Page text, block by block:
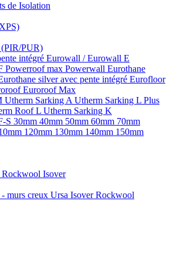
de Isolation
(PIR/PUR)
intégré Eurowall / Eurowall E
Powerroof max Powerwall Eurothane
silver avec pente intégré Eurofloor
Euroroof Max
Utherm Sarking A Utherm Sarking L Plus
Roof L Utherm Sarking K
S 30mm 40mm 50mm 60mm 70mm
120mm 130mm 140mm 150mm
Rockwool Isover
- murs creux Ursa IsoverRockwool